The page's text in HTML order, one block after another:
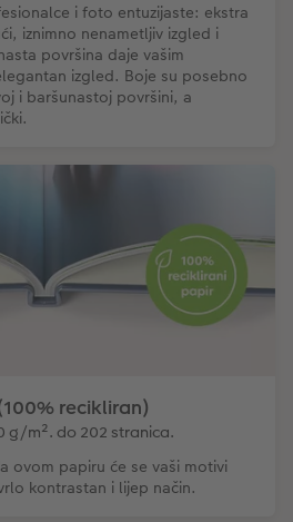
i foto entuzijaste: ekstra
iznimno nenametljiv izgled i
površina daje vašim
izgled. Boje su posebno
i baršunastoj površini, a
recikliran)
g/m². do 202 stranica.
ovom papiru će se vaši motivi
kontrastan i lijep način.